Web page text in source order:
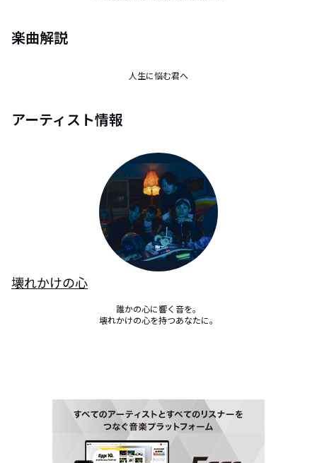
楽曲解説
人生に悩む君へ
アーティスト情報
壊れかけの心
誰かの心に響く音を。
壊れかけの心を持つあなたに。